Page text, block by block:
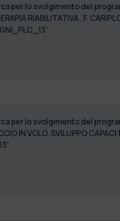
per lo svolgimento del
RIABILITATIVA . F.
per lo svolgimento del
IN VOLO. SVILUPPO